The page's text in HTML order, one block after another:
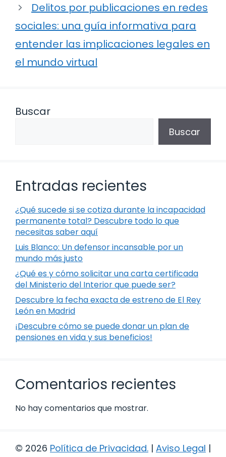
Delitos por publicaciones en redes
sociales: una guía informativa para
entender las implicaciones legales en
el mundo virtual
Buscar
Buscar
Entradas recientes
¿Qué sucede si se cotiza durante la incapacidad
permanente total? Descubre todo lo que
necesitas saber aquí
Luis Blanco: Un defensor incansable por un
mundo más justo
¿Qué es y cómo solicitar una carta certificada
del Ministerio del Interior que puede ser?
Descubre la fecha exacta de estreno de El Rey
León en Madrid
¡Descubre cómo se puede donar un plan de
pensiones en vida y sus beneficios!
Comentarios recientes
No hay comentarios que mostrar.
© 2026 Política de Privacidad. | Aviso Legal |